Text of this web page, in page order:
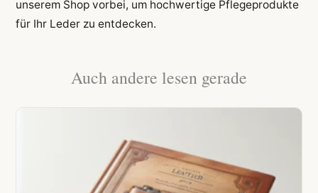
unserem Shop vorbei, um hochwertige Pflegeprodukte
für Ihr Leder zu entdecken.
Auch andere lesen gerade